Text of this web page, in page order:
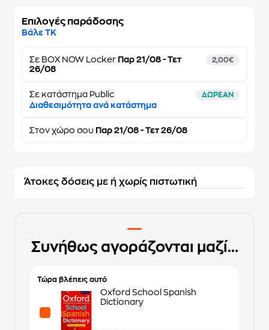
Επιλογές παράδοσης
Βάλε ΤΚ
Σε BOX NOW Locker Παρ 21/08 - Τετ
26/08
2,00€
Σε κατάστημα Public ΔΩΡΕΑΝ
Διαθεσιμότητα ανά κατάστημα
Στον χώρο σου Παρ 21/08 - Τετ 26/08
Άτοκες δόσεις με ή χωρίς πιστωτική
Συνήθως αγοράζονται μαζί...
Τώρα βλέπεις αυτό
Oxford School Spanish
Dictionary